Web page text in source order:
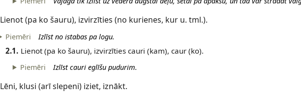
Lienot (pa ko šauru), izvirzīties (no kurienes, kur u. tml.).
Piemēri Izlīst no istabas pa logu.
2.1. Lienot (pa ko šauru), izvirzīties cauri (kam), caur (ko).
Piemēri Izlīst cauri eglīšu pudurim.
Lēni, klusi (arī slepeni) iziet, iznākt.